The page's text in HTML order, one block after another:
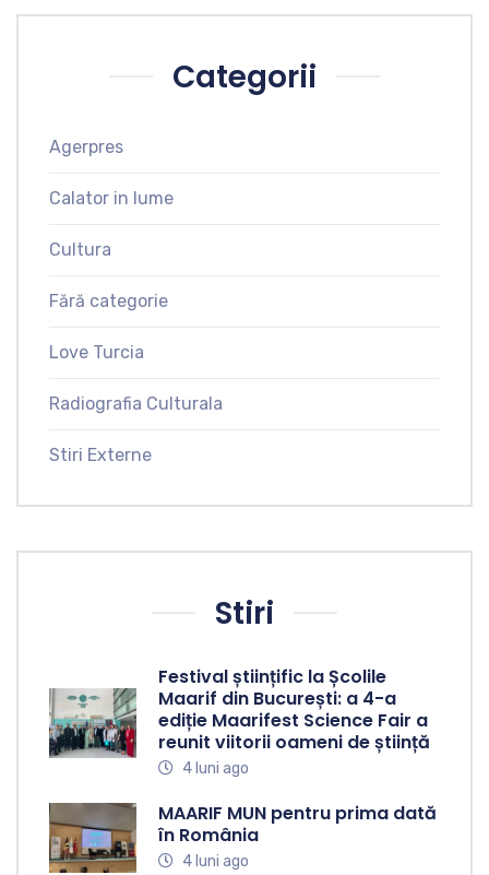
Categorii
Agerpres
Calator in lume
Cultura
Fără categorie
Love Turcia
Radiografia Culturala
Stiri Externe
Stiri
Festival științific la Școlile
Maarif din București: a 4-a
ediție Maarifest Science Fair a
reunit viitorii oameni de știință
4 luni ago
MAARIF MUN pentru prima dată
în România
4 luni ago